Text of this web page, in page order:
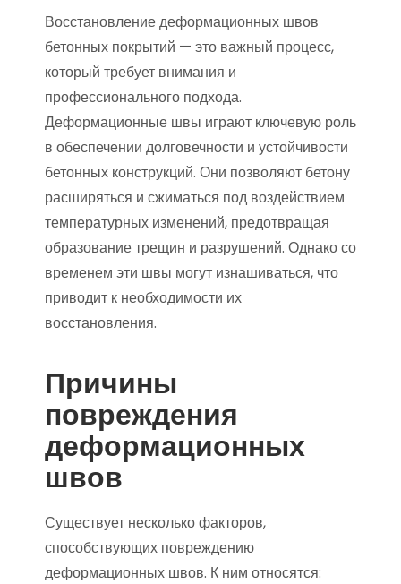
Восстановление деформационных швов
бетонных покрытий — это важный процесс,
который требует внимания и
профессионального подхода.
Деформационные швы играют ключевую роль
в обеспечении долговечности и устойчивости
бетонных конструкций. Они позволяют бетону
расширяться и сжиматься под воздействием
температурных изменений, предотвращая
образование трещин и разрушений. Однако со
временем эти швы могут изнашиваться, что
приводит к необходимости их
восстановления.
Причины
повреждения
деформационных
швов
Существует несколько факторов,
способствующих повреждению
деформационных швов. К ним относятся: